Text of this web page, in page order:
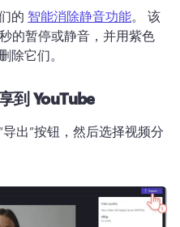
的 智能消除静音功能。 该
的暂停或静音，并用紫色
除它们。
到 YouTube
出”按钮，然后选择视频分